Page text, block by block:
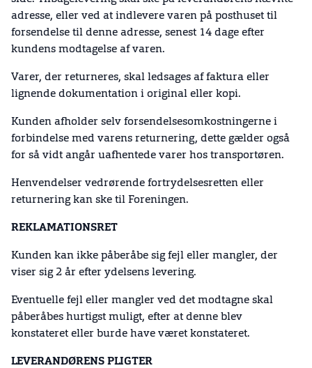
adresse, eller ved at indlevere varen på posthuset til
forsendelse til denne adresse, senest 14 dage efter
kundens modtagelse af varen.
Varer, der returneres, skal ledsages af faktura eller
lignende dokumentation i original eller kopi.
Kunden afholder selv forsendelsesomkostningerne i
forbindelse med varens returnering, dette gælder også
for så vidt angår uafhentede varer hos transportøren.
Henvendelser vedrørende fortrydelsesretten eller
returnering kan ske til Foreningen.
REKLAMATIONSRET
Kunden kan ikke påberåbe sig fejl eller mangler, der
viser sig 2 år efter ydelsens levering.
Eventuelle fejl eller mangler ved det modtagne skal
påberåbes hurtigst muligt, efter at denne blev
konstateret eller burde have været konstateret.
LEVERANDØRENS PLIGTER